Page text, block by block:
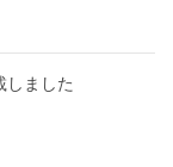
しました